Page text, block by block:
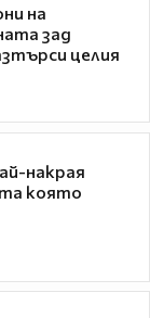
на
зад
целия
накрая
която